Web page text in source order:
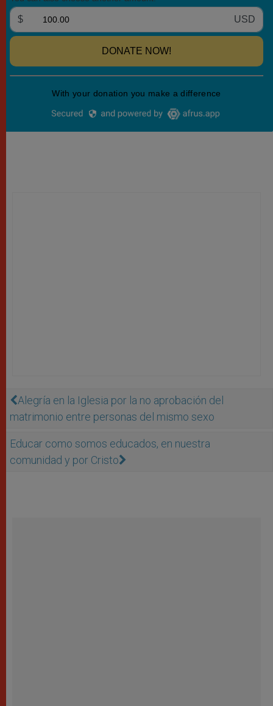
Alegría en la Iglesia por la no aprobación del
matrimonio entre personas del mismo sexo
Educar como somos educados, en nuestra
comunidad y por Cristo